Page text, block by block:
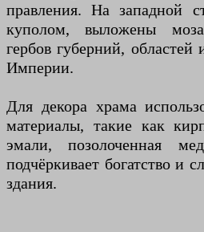
правления. На западной
куполом, выложены
гербов губерний, областей
Империи.
Для декора храма
материалы, такие как
эмали, позолоченная
подчёркивает богатство и
здания.